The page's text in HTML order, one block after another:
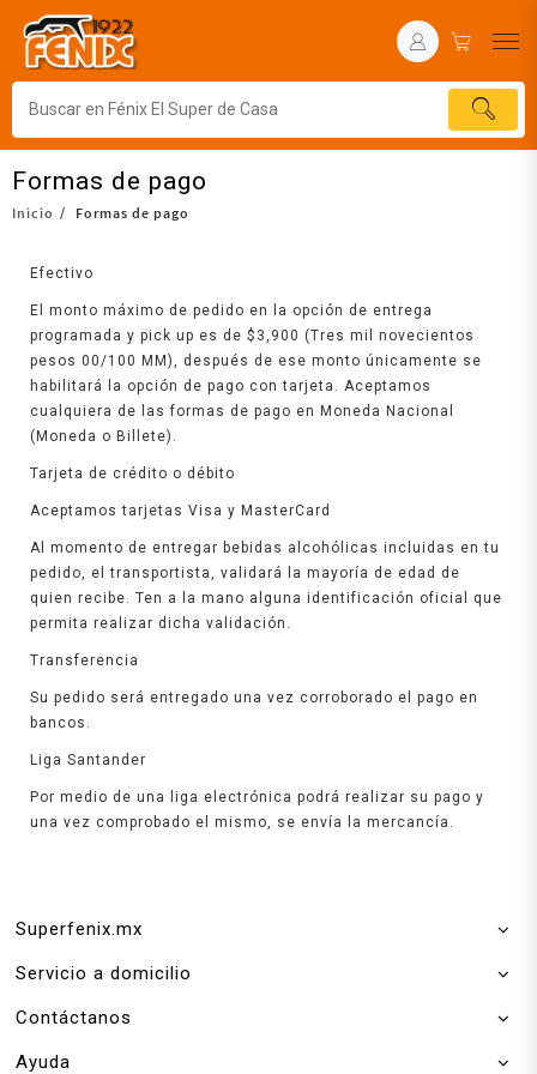
Formas de pago
Inicio Formas de pago
Efectivo
El monto máximo de pedido en la opción de entrega
programada y pick up es de $3,900 (Tres mil novecientos
pesos 00/100 MM), después de ese monto únicamente se
habilitará la opción de pago con tarjeta. Aceptamos
cualquiera de las formas de pago en Moneda Nacional
(Moneda o Billete).
Tarjeta de crédito o débito
Aceptamos tarjetas Visa y MasterCard
Al momento de entregar bebidas alcohólicas incluidas en tu
pedido, el transportista, validará la mayoría de edad de
quien recibe. Ten a la mano alguna identificación oficial que
permita realizar dicha validación.
Transferencia
Su pedido será entregado una vez corroborado el pago en
bancos.
Liga Santander
Por medio de una liga electrónica podrá realizar su pago y
una vez comprobado el mismo, se envía la mercancía.
Superfenix.mx
Servicio a domicilio
Contáctanos
Ayuda